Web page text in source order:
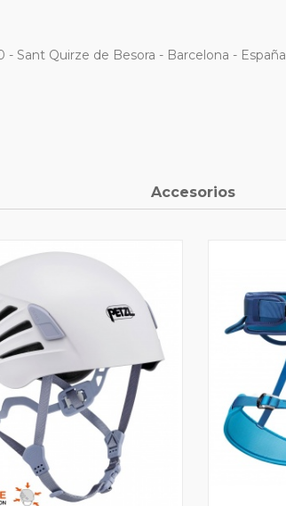
- Sant Quirze de Besora - Barcelona - España
Accesorios